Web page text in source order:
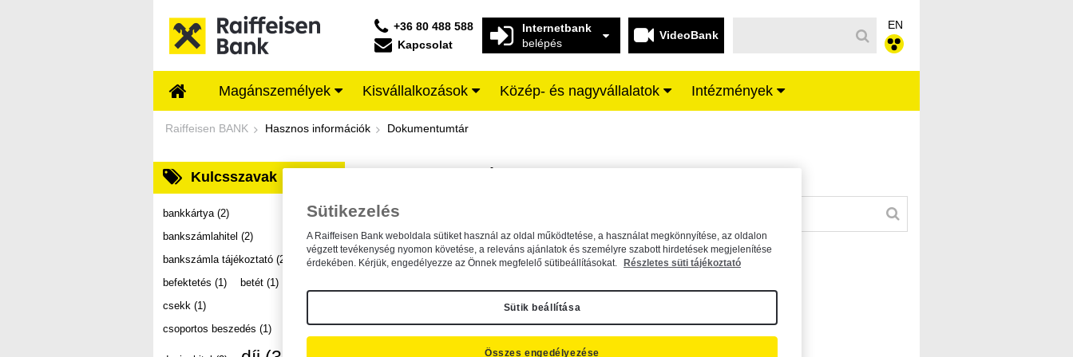
+36 80 488 588
Kapcsolat
Internetbank
belépés
VideoBank
EN
Magánszemélyek Kisvállalkozások Közép- és nagyvállalatok Intézmények
Dokumentumtár - Raiffeisen BANK
Raiffeisen BANK Hasznos információk Dokumentumtár
Kulcsszavak
bankkártya (2)
bankszámlahitel (2)
bankszámla tájékoztató (2)
befektetés (1) betét (1)
csekk (1)
csoportos beszedés (1)
A dokumentum kereséséhez kérjük, írja be a keresőszót a mezőbe.
Sütikezelés
A Raiffeisen Bank weboldala sütiket használ az oldal működtetése, a használat megkönnyítése, az oldalon
végzett tevékenység nyomon követése, a releváns ajánlatok és személyre szabott hirdetések megjelenítése
érdekében. Kérjük, engedélyezze az Önnek megfelelő sütibeállításokat.
Részletes süti tájékoztató
Sütik beállítása
Összes engedélyezése